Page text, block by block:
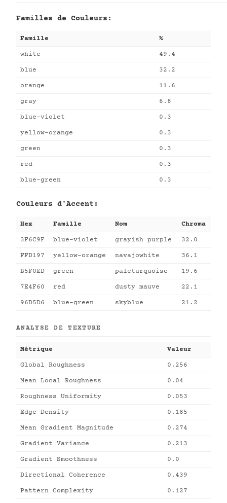
Familles de Couleurs:
Famille %
white 49.4
blue 32.2
orange 11.6
gray 6.8
blue-violet 0.3
yellow-orange 0.3
green 0.3
red 0.3
blue-green 0.3
Couleurs d'Accent:
Hex Famille Nom Chroma
3F6C9F blue-violet grayish purple 32.0
FFD197 yellow-orange navajowhite 36.1
B5F0ED green paleturquoise 19.6
7E4F60 red dusty mauve 22.1
96D5D6 blue-green skyblue 21.2
ANALYSE DE TEXTURE
Métrique Valeur
Global Roughness 0.256
Mean Local Roughness 0.04
Roughness Uniformity 0.053
Edge Density 0.185
Mean Gradient Magnitude 0.274
Gradient Variance 0.213
Gradient Smoothness 0.0
Directional Coherence 0.439
Pattern Complexity 0.127